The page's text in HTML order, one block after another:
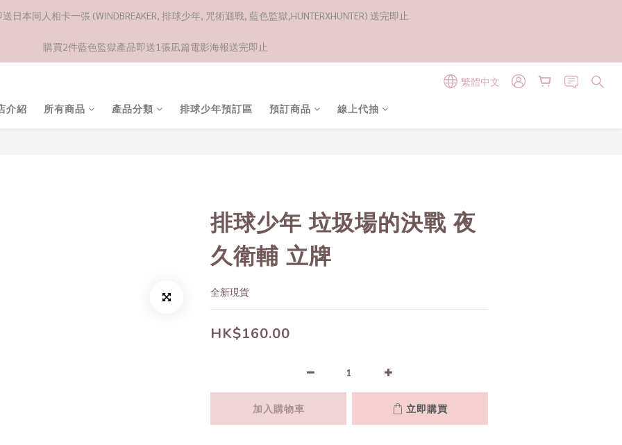
日本同人相卡一張 (WINDBREAKER, 排球少年, 咒術迴戰, 藍色監獄,HUNTERXHUNTER) 送完即止
購買2件藍色監獄產品即送1張凪篇電影海報送完即止
繁體中文
介紹 所有商品 產品分類 排球少年預訂區 預訂商品 線上代抽
排球少年 垃圾場的決戰 夜
久衛輔 立牌
全新現貨
HK$160.00
加入購物車 立即購買